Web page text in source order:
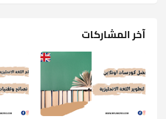
آخر المشاركات